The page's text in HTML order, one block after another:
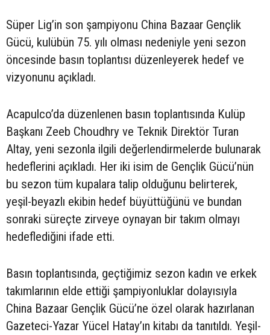
Süper Lig’in son şampiyonu China Bazaar Gençlik
Gücü, kulübün 75. yılı olması nedeniyle yeni sezon
öncesinde basın toplantısı düzenleyerek hedef ve
vizyonunu açıkladı.
Acapulco’da düzenlenen basın toplantısında Kulüp
Başkanı Zeeb Choudhry ve Teknik Direktör Turan
Altay, yeni sezonla ilgili değerlendirmelerde bulunarak
hedeflerini açıkladı. Her iki isim de Gençlik Gücü’nün
bu sezon tüm kupalara talip olduğunu belirterek,
yeşil-beyazlı ekibin hedef büyüttüğünü ve bundan
sonraki süreçte zirveye oynayan bir takım olmayı
hedeflediğini ifade etti.
Basın toplantısında, geçtiğimiz sezon kadın ve erkek
takımlarının elde ettiği şampiyonluklar dolayısıyla
China Bazaar Gençlik Gücü’ne özel olarak hazırlanan
Gazeteci-Yazar Yücel Hatay’ın kitabı da tanıtıldı. Yeşil-